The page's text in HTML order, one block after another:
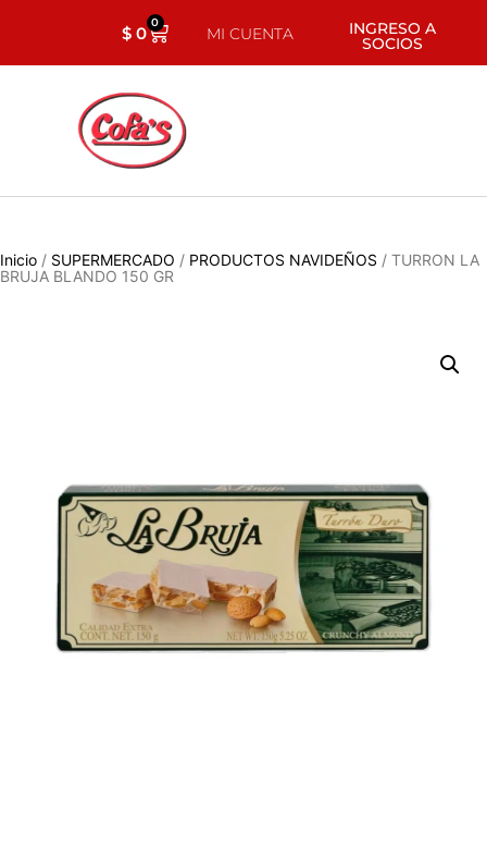
$0 0
MI CUENTA INGRESO A
SOCIOS
Inicio / SUPERMERCADO / PRODUCTOS NAVIDEÑOS / TURRON LA
BRUJA BLANDO 150 GR